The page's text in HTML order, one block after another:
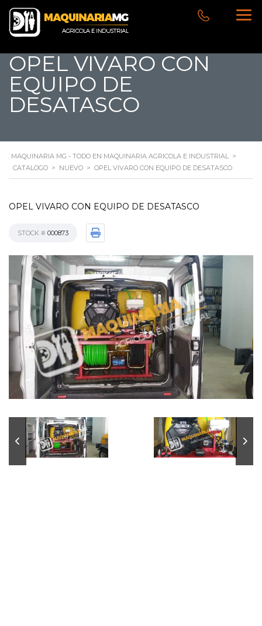
OPEL VIVARO CON
EQUIPO DE
DESATASCO
MAQUINARIA MG - TODO EN MAQUINARIA AGRICOLA E INDUSTRIAL >
CATALOGO > NUEVO > OPEL VIVARO CON EQUIPO DE DESATASCO
OPEL VIVARO CON EQUIPO DE DESATASCO
STOCK # 000873